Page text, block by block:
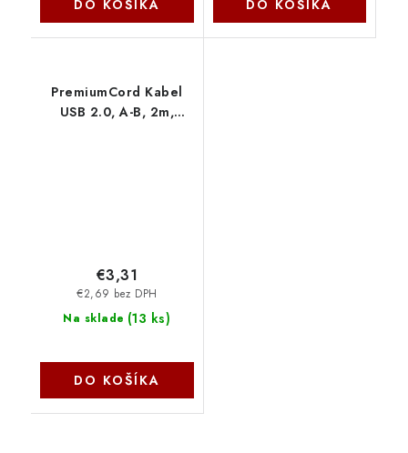
DO KOŠÍKA DO KOŠÍKA
PremiumCord Kabel
USB 2.0, A-B, 2m,
Na sklade (13 ks)
€2,69 bez DPH
€3,31
DO KOŠÍKA